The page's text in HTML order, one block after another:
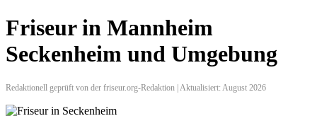
Friseur in Mannheim
Seckenheim und Umgebung
Redaktionell geprüft von der friseur.org-Redaktion | Aktualisiert: August 2026